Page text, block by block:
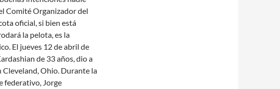
Comité Organizador del
oficial, si bien está
la pelota, es la
El jueves 12 de abril de
de 33 años, dio a
Cleveland, Ohio. Durante la
federativo, Jorge